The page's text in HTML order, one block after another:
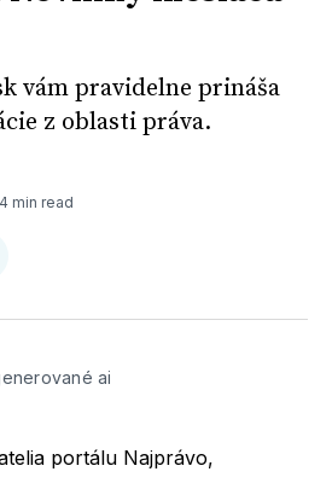
vám pravidelne prináša
z oblasti práva.
4 min read
ai
portálu Najprávo,